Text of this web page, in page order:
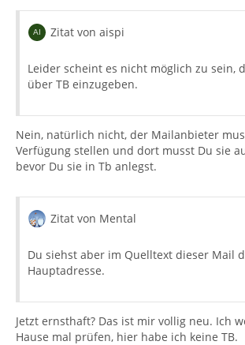
Zitat von aispi
Leider scheint es nicht möglich zu sein,
über TB einzugeben.
Nein, natürlich nicht, der Mailanbieter
Verfügung stellen und dort musst Du sie
bevor Du sie in Tb anlegst.
Zitat von Mental
Du siehst aber im Quelltext dieser Mail
Hauptadresse.
Jetzt ernsthaft? Das ist mir vollig neu. Ich
Hause mal prüfen, hier habe ich keine TB.